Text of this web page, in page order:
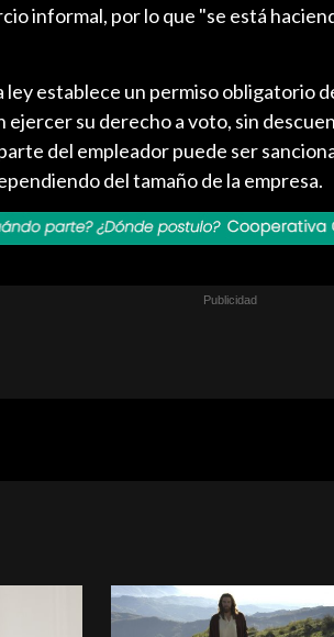
informal, por lo que "se está
ley establece un permiso obligatorio
su derecho a voto, sin
del empleador puede ser
del tamaño de la empresa.